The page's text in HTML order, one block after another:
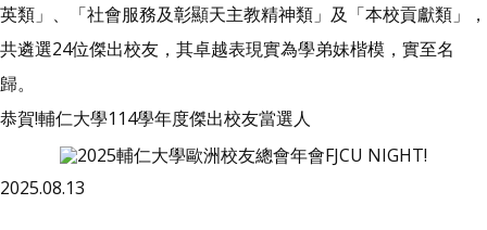
英類」、「社會服務及彰顯天主教精神類」及「本校貢獻類」，
共遴選24位傑出校友，其卓越表現實為學弟妹楷模，實至名
歸。
恭賀!輔仁大學114學年度傑出校友當選人
2025.08.13